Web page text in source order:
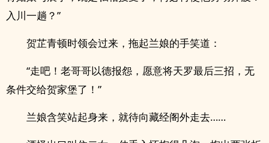
入川一趟？”
贺芷青顿时领会过来，拖起兰娘的手笑道：
“走吧！老哥哥以德报怨，愿意将天罗最后三招，无
条件交给贺家堡了！”
兰娘含笑站起身来，就待向藏经阁外走去……